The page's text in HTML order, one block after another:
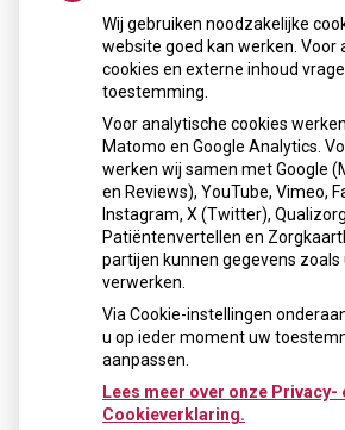
« Terug naar het overzicht
Openingstijden
Maandag: 10:00 - 19:00
Dinsdag: 09:00 - 18:00
Donderdag: Op afspraak
Vrijdag: 09:00 - 18:00
Wij gebruiken noodzakelijke
website goed kan werken. Voor
cookies en externe inhoud
toestemming.
Voor analytische cookies
Matomo en Google Analytics.
werken wij samen met Google
en Reviews), YouTube, Vimeo,
Instagram, X (Twitter),
Patiëntenvertellen en
partijen kunnen gegevens zoals
verwerken.
Via Cookie-instellingen
u op ieder moment uw
aanpassen.
Lees meer over onze Privacy-
Cookieverklaring.